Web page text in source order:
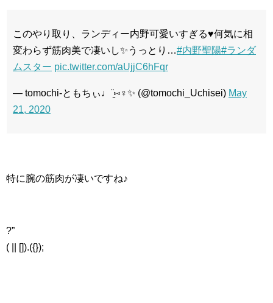
このやり取り、ランディー内野可愛いすぎる♥️何気に相
変わらず筋肉美で凄いし✨うっとり…#内野聖陽#ランダ
ムスター pic.twitter.com/aUjjC6hFqr
— tomochi-ともちぃ♩¨̮⑅‍♀️✨ (@tomochi_Uchisei) May
21, 2020
特に腕の筋肉が凄いですね♪
?”
( || []).({});